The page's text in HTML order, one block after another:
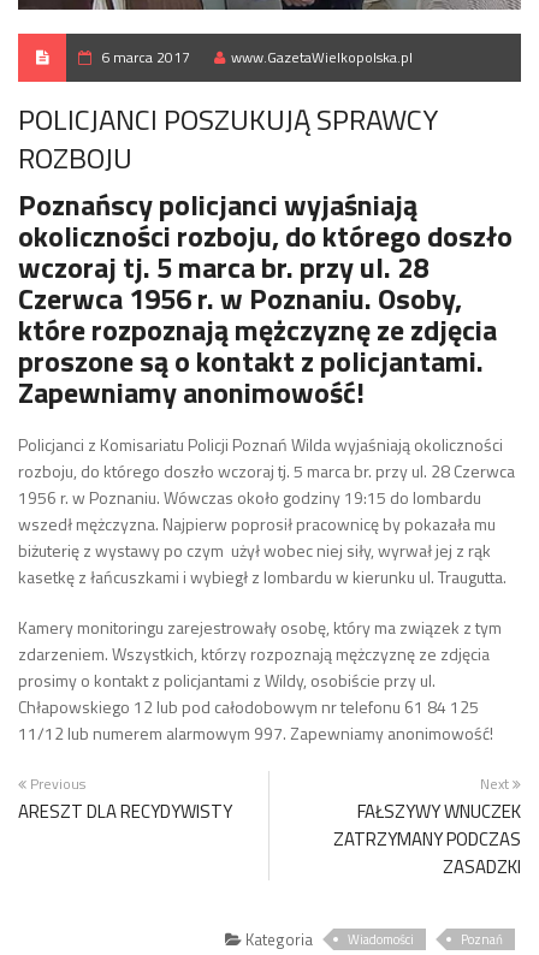
6 marca 2017 www.GazetaWielkopolska.pl
POLICJANCI POSZUKUJĄ SPRAWCY
ROZBOJU
Poznańscy policjanci wyjaśniają
okoliczności rozboju, do którego doszło
wczoraj tj. 5 marca br. przy ul. 28
Czerwca 1956 r. w Poznaniu. Osoby,
które rozpoznają mężczyznę ze zdjęcia
proszone są o kontakt z policjantami.
Zapewniamy anonimowość!
Policjanci z Komisariatu Policji Poznań Wilda wyjaśniają okoliczności
rozboju, do którego doszło wczoraj tj. 5 marca br. przy ul. 28 Czerwca
1956 r. w Poznaniu. Wówczas około godziny 19:15 do lombardu
wszedł mężczyzna. Najpierw poprosił pracownicę by pokazała mu
biżuterię z wystawy po czym użył wobec niej siły, wyrwał jej z rąk
kasetkę z łańcuszkami i wybiegł z lombardu w kierunku ul. Traugutta.
Kamery monitoringu zarejestrowały osobę, który ma związek z tym
zdarzeniem. Wszystkich, którzy rozpoznają mężczyznę ze zdjęcia
prosimy o kontakt z policjantami z Wildy, osobiście przy ul.
Chłapowskiego 12 lub pod całodobowym nr telefonu 61 84 125
11/12 lub numerem alarmowym 997. Zapewniamy anonimowość!
Previous
ARESZT DLA RECYDYWISTY
Next
FAŁSZYWY WNUCZEK
ZATRZYMANY PODCZAS
ZASADZKI
Kategoria Wiadomości Poznań